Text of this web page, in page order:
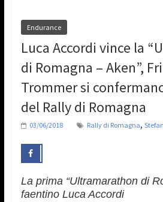
Endurance
Luca Accordi vince la
di Romagna – Aken”,
Trommer si
del Rally di Romagna
03/06/2018 Rally di Romagna,
La prima “Ultramarathon di
faentino Luca Accordi